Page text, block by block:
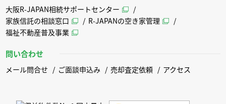
大阪R-JAPAN相続サポートセンター
家族信託の相談窓口
R-JAPANの空き家管理
福祉不動産普及事業
問い合わせ
メール問合せ ご面談申込み 売却査定依頼 アクセス